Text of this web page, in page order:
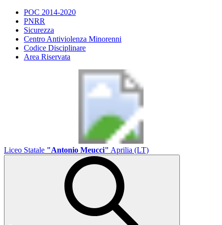
POC 2014-2020
PNRR
Sicurezza
Centro Antiviolenza Minorenni
Codice Disciplinare
Area Riservata
Liceo Statale "Antonio Meucci" Aprilia (LT)